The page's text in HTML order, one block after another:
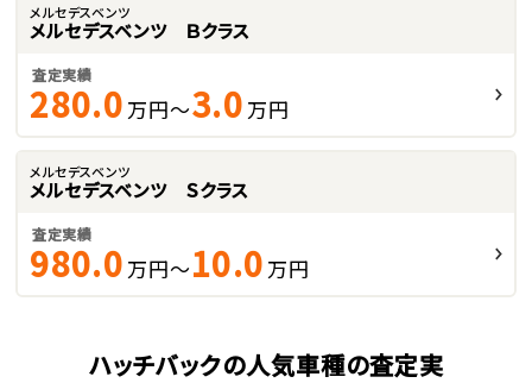
メルセデスベンツ
メルセデスベンツ Ｂクラス
査定実績
280.0 万円～3.0 万円
メルセデスベンツ
メルセデスベンツ Ｓクラス
査定実績
980.0 万円～10.0 万円
ハッチバックの人気車種の査定実